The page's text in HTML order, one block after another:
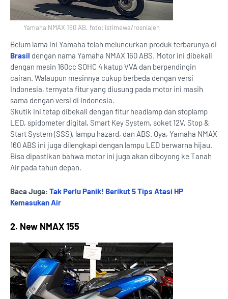
Yamaha NMAX 160 AB. foto: istimewa/rosniajeh
Belum lama ini Yamaha telah meluncurkan produk terbarunya di
Brasil dengan nama Yamaha NMAX 160 ABS. Motor ini dibekali
dengan mesin 160cc SOHC 4 katup VVA dan berpendingin
cairan. Walaupun mesinnya cukup berbeda dengan versi
Indonesia, ternyata fitur yang diusung pada motor ini masih
sama dengan versi di Indonesia.
Skutik ini tetap dibekali dengan fitur headlamp dan stoplamp
LED, spidometer digital, Smart Key System, soket 12V, Stop &
Start System (SSS), lampu hazard, dan ABS. Oya, Yamaha NMAX
160 ABS ini juga dilengkapi dengan lampu LED berwarna hijau.
Bisa dipastikan bahwa motor ini juga akan diboyong ke Tanah
Air pada tahun depan.
Baca Juga: Tak Perlu Panik! Berikut 5 Tips Atasi HP
Kemasukan Air
2. New NMAX 155